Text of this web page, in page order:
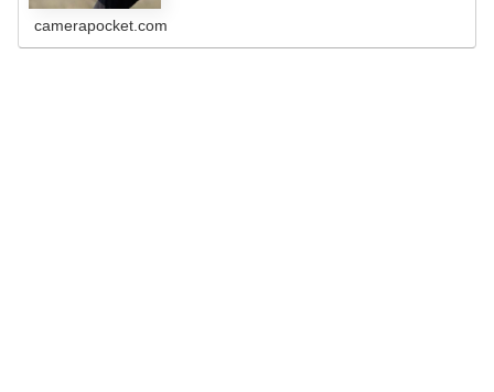
camerapocket.com